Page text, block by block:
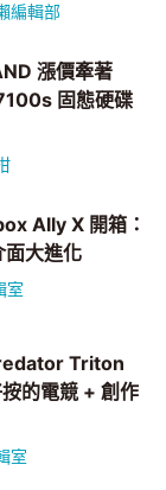
編輯部
漲價牽著
固態硬碟
Ally X 開箱：
大進化
室
Triton
的電競 + 創作
室